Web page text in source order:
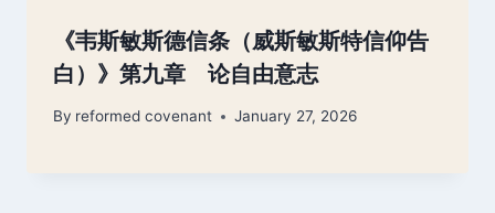
《韦斯敏斯德信条（威斯敏斯特信仰告
白）》第九章 论自由意志
By reformed covenant January 27, 2026